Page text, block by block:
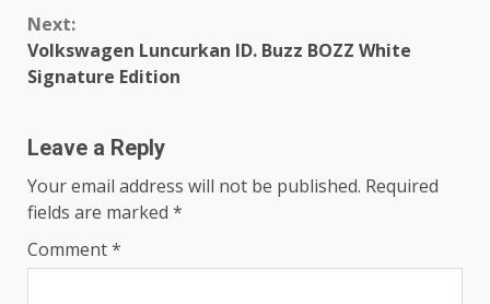
Next:
Volkswagen Luncurkan ID. Buzz BOZZ White
Signature Edition
Leave a Reply
Your email address will not be published. Required
fields are marked *
Comment*